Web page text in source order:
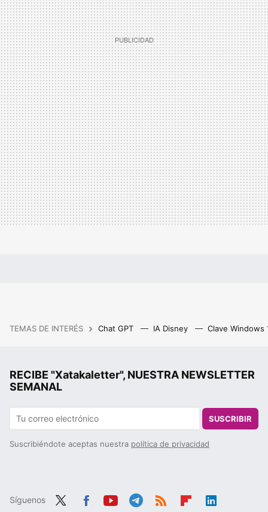
TEMAS DE INTERÉS Chat GPT IA Disney Clave Windows
RECIBE "Xatakaletter", NUESTRA NEWSLETTER
SEMANAL
SUSCRIBIR
Suscribiéndote aceptas nuestra política de privacidad
Síguenos